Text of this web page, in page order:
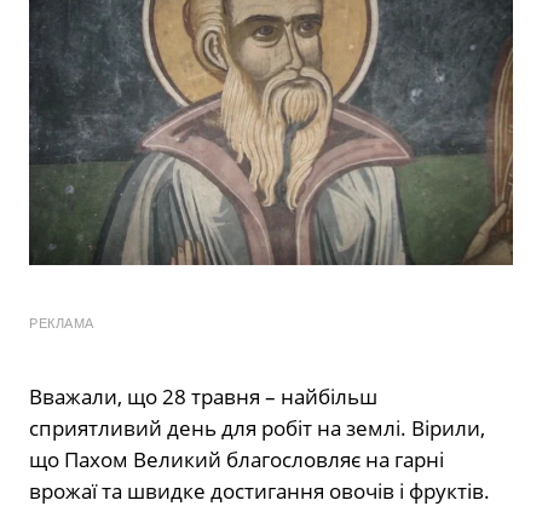
РЕКЛАМА
Вважали, що 28 травня – найбільш
сприятливий день для робіт на землі. Вірили,
що Пахом Великий благословляє на гарні
врожаї та швидке достигання овочів і фруктів.